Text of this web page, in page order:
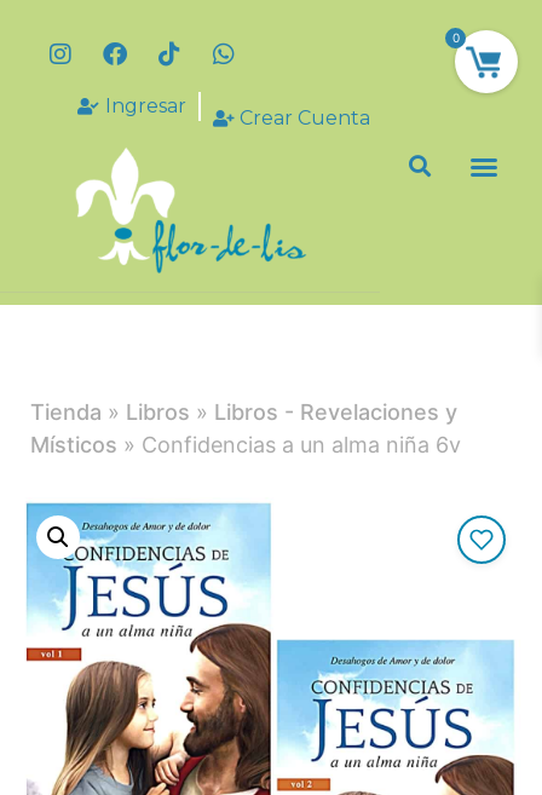
Ingresar
Crear Cuenta
Tienda » Libros » Libros - Revelaciones y
Místicos » Confidencias a un alma niña 6v
0